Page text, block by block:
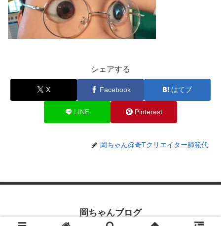
シェアする
X Facebook はてブ
LINE Pinterest
岡ちゃん@奇Tクリエイター師範代
岡ちゃんブログ